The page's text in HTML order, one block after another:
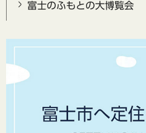
富士のふもとの大博覧会